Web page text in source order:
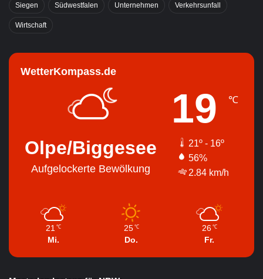
Siegen Südwestfalen Unternehmen Verkehrsunfall
Wirtschaft
WetterKompass.de
Olpe/Biggesee
Aufgelockerte Bewölkung
19 ℃
21º - 16º
56%
2.84 km/h
21 ℃
Mi.
25 ℃
Do.
26 ℃
Fr.